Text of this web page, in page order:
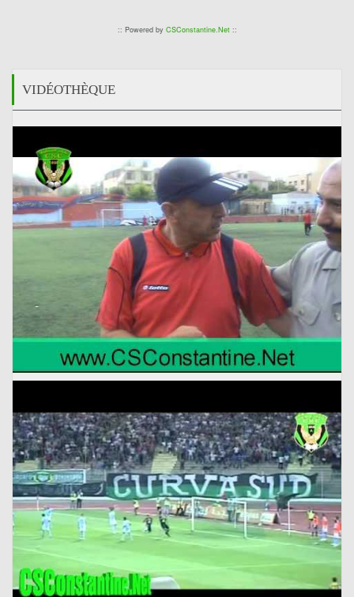
:: Powered by CSConstantine.Net::
VIDÉOTHÈQUE